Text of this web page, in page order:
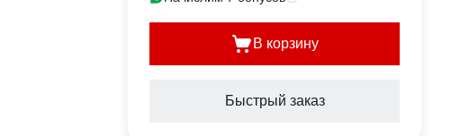
В корзину
Быстрый заказ